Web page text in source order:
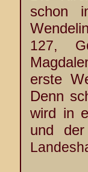
schon
127,
erste
Denn
wird in
und der